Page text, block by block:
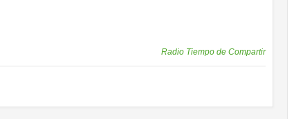
Radio Tiempo de Compartir